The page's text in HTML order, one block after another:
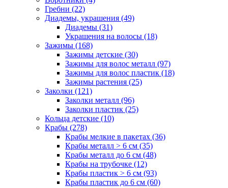
Гребни (22)
Диадемы, украшения (49)
Диадемы (31)
Украшения на волосы (18)
Зажимы (168)
Зажимы детские (30)
Зажимы для волос металл (97)
Зажимы для волос пластик (18)
Зажимы растения (25)
Заколки (121)
Заколки металл (96)
Заколки пластик (25)
Кольца детские (10)
Крабы (278)
Крабы мелкие в пакетах (36)
Крабы металл > 6 см (35)
Крабы металл до 6 см (48)
Крабы на трубочке (12)
Крабы пластик > 6 см (93)
Крабы пластик до 6 см (60)